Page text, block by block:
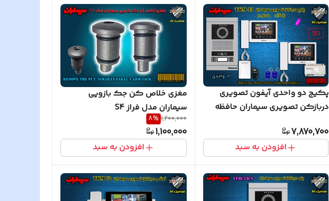
پکیج دو واحدی آیفون تصویری
دربازکن تصویری سیماران حافظه
7,870,700
افزودن به سبد
مغزی خلاص کن جک بازویی
سیماران مدل فراز S4
1,200,000
8%
1,100,000
افزودن به سبد